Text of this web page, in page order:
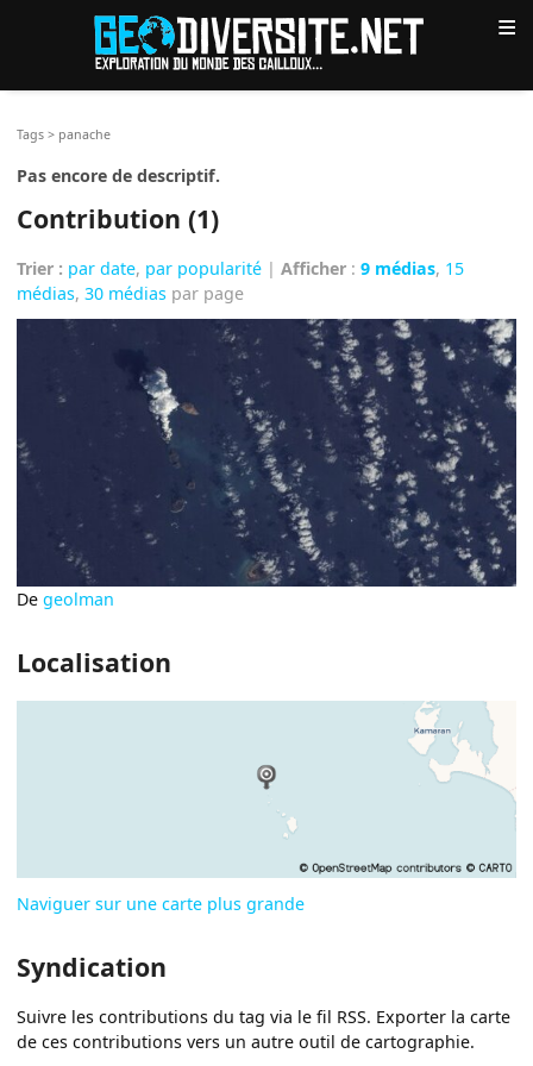
≡
Tags > panache
Pas encore de descriptif.
Contribution (1)
Trier : par date, par popularité |Afficher :9 médias, 15
médias,30 médias par page
Degeolman
Localisation
Naviguer sur une carte plus grande
Syndication
Suivre les contributions du tag via le fil RSS. Exporter la carte
de ces contributions vers un autre outil de cartographie.